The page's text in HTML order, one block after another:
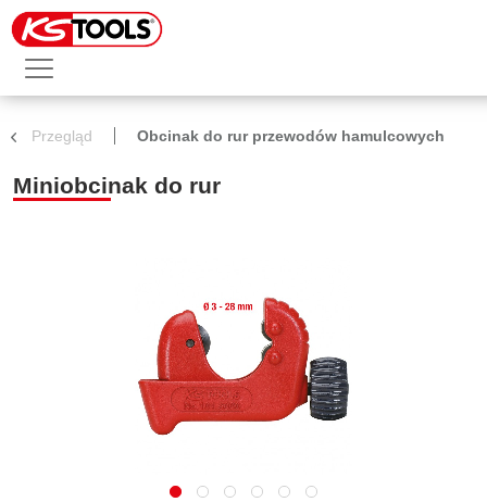
Przegląd Obcinak do rur przewodów hamulcowych
Miniobcinak do rur